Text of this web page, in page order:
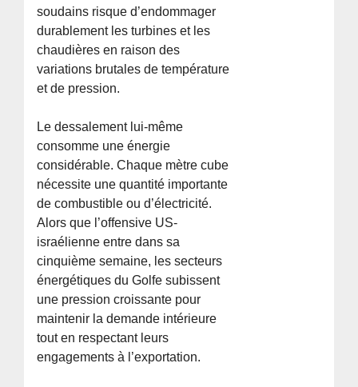
soudains risque d’endommager
durablement les turbines et les
chaudières en raison des
variations brutales de température
et de pression.
Le dessalement lui-même
consomme une énergie
considérable. Chaque mètre cube
nécessite une quantité importante
de combustible ou d’électricité.
Alors que l’offensive US-
israélienne entre dans sa
cinquième semaine, les secteurs
énergétiques du Golfe subissent
une pression croissante pour
maintenir la demande intérieure
tout en respectant leurs
engagements à l’exportation.